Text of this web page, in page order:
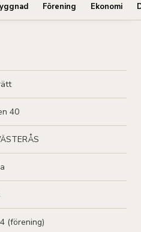
Förening Ekonomi
40
(förening)